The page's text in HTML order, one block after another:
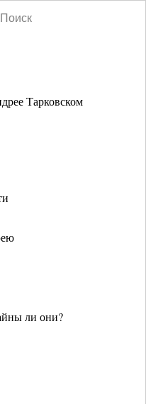
Поиск
Тарковском
ли они?